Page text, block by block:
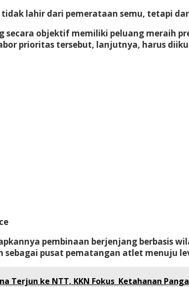
lahir dari pemerataan semu, tetapi
secara objektif memiliki peluang meraih
prioritas tersebut, lanjutnya, harus
pembinaan berjenjang berbasis
pusat pematangan atlet menuju
Terjun ke NTT, KKN Fokus Ketahanan